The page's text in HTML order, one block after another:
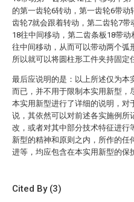
的第一齿轮6转动，第一齿轮6带动
齿轮7就会跟着转动，第二齿轮7带
18往中间移动，第二齿条板18带
往中间移动，从而可以带动两个弧
所以就可以将圆柱形工件夹持固定
最后应说明的是：以上所述仅为本
而已，并不用于限制本实用新型，
本实用新型进行了详细的说明，对
说，其依然可以对前述各实施例所
改，或者对其中部分技术特征进行
新型的精神和原则之内，所作的任
进等，均应包含在本实用新型的保
Cited By (3)